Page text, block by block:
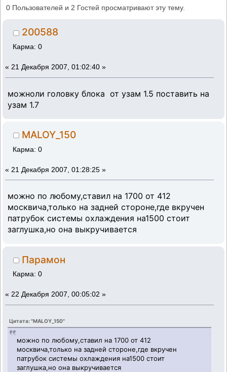
головку от узам 1.5 поставить на узам 1.7
(Прочитано 337529 раз)
0 Пользователей и 2 Гостей просматривают эту тему.
200588
Карма: 0
« 21 Декабря 2007, 01:02:40 »
можноли головку блока от узам 1.5 поставить на
узам 1.7
MALOY_150
Карма: 0
« 21 Декабря 2007, 01:28:25 »
можно по любому,ставил на 1700 от 412
москвича,только на задней стороне,где вкручен
патрубок системы охлаждения на1500 стоит
заглушка,но она выкручивается
Парамон
Карма: 0
« 22 Декабря 2007, 00:05:02 »
Цитата: "MALOY_150"
можно по любому,ставил на 1700 от 412
москвича,только на задней стороне,где вкручен
патрубок системы охлаждения на1500 стоит
заглушка,но она выкручивается